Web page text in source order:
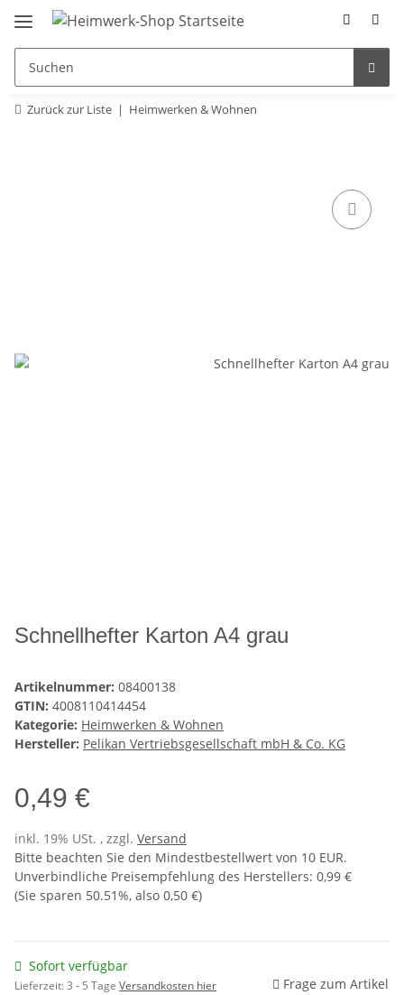
Zurück zur Liste Heimwerken & Wohnen
Schnellhefter Karton A4 grau
Artikelnummer: 08400138
GTIN: 4008110414454
Kategorie: Heimwerken & Wohnen
Hersteller: Pelikan Vertriebsgesellschaft mbH & Co. KG
0,49 €
inkl. 19% USt. , zzgl. Versand
Bitte beachten Sie den Mindestbestellwert von 10 EUR.
Unverbindliche Preisempfehlung des Herstellers: 0,99 €
(Sie sparen 50.51%, also 0,50 €)
Sofort verfügbar
Lieferzeit:3 - 5 Tage Versandkosten hier Frage zum Artikel